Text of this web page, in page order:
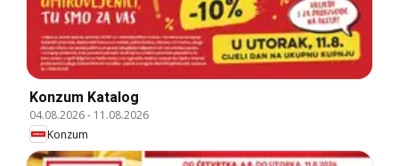
Konzum Katalog
04.08.2026- 11.08.2026
Konzum